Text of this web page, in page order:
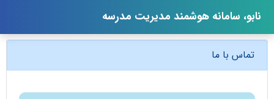
نابو، سامانه هوشمند مدیریت مدرسه
تماس با ما